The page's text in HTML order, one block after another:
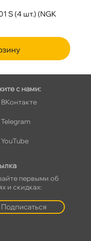
S (4 шт.) (NGK
с нами:
Контакте
Telegram
YouTube
первыми о
и скидках:
Подписаться